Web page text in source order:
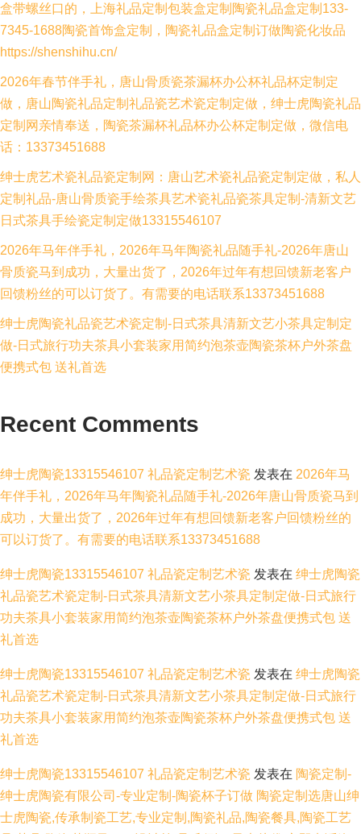
盒带螺丝口的，上海礼品定制包装盒定制陶瓷礼品盒定制133-
7345-1688陶瓷首饰盒定制，陶瓷礼品盒定制订做陶瓷化妆品
https://shenshihu.cn/
2026年春节伴手礼，唐山骨质瓷茶漏杯办公杯礼品杯定制定
做，唐山陶瓷礼品定制礼品瓷艺术瓷定制定做，绅士虎陶瓷礼品
定制网亲情奉送，陶瓷茶漏杯礼品杯办公杯定制定做，微信电
话：13373451688
绅士虎艺术瓷礼品瓷定制网：唐山艺术瓷礼品瓷定制定做，私人
定制礼品-唐山骨质瓷手绘茶具艺术瓷礼品瓷茶具定制-清新文艺
日式茶具手绘瓷定制定做13315546107
2026年马年伴手礼，2026年马年陶瓷礼品随手礼-2026年唐山
骨质瓷马到成功，大量出货了，2026年过年有想回馈新老客户
回馈粉丝的可以订货了。有需要的电话联系13373451688
绅士虎陶瓷礼品瓷艺术瓷定制-日式茶具清新文艺小茶具定制定
做-日式旅行功夫茶具小套装家用简约泡茶壶陶瓷茶杯户外茶盘
便携式包 送礼首选
Recent Comments
绅士虎陶瓷13315546107 礼品瓷定制艺术瓷 发表在 2026年马
年伴手礼，2026年马年陶瓷礼品随手礼-2026年唐山骨质瓷马到
成功，大量出货了，2026年过年有想回馈新老客户回馈粉丝的
可以订货了。有需要的电话联系13373451688
绅士虎陶瓷13315546107 礼品瓷定制艺术瓷 发表在 绅士虎陶瓷
礼品瓷艺术瓷定制-日式茶具清新文艺小茶具定制定做-日式旅行
功夫茶具小套装家用简约泡茶壶陶瓷茶杯户外茶盘便携式包 送
礼首选
绅士虎陶瓷13315546107 礼品瓷定制艺术瓷 发表在 绅士虎陶瓷
礼品瓷艺术瓷定制-日式茶具清新文艺小茶具定制定做-日式旅行
功夫茶具小套装家用简约泡茶壶陶瓷茶杯户外茶盘便携式包 送
礼首选
绅士虎陶瓷13315546107 礼品瓷定制艺术瓷 发表在 陶瓷定制-
绅士虎陶瓷有限公司-专业定制-陶瓷杯子订做 陶瓷定制选唐山绅
士虎陶瓷,传承制瓷工艺,专业定制,陶瓷礼品,陶瓷餐具,陶瓷工艺